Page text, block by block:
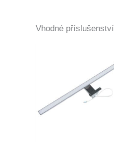
Vhodné příslušenství